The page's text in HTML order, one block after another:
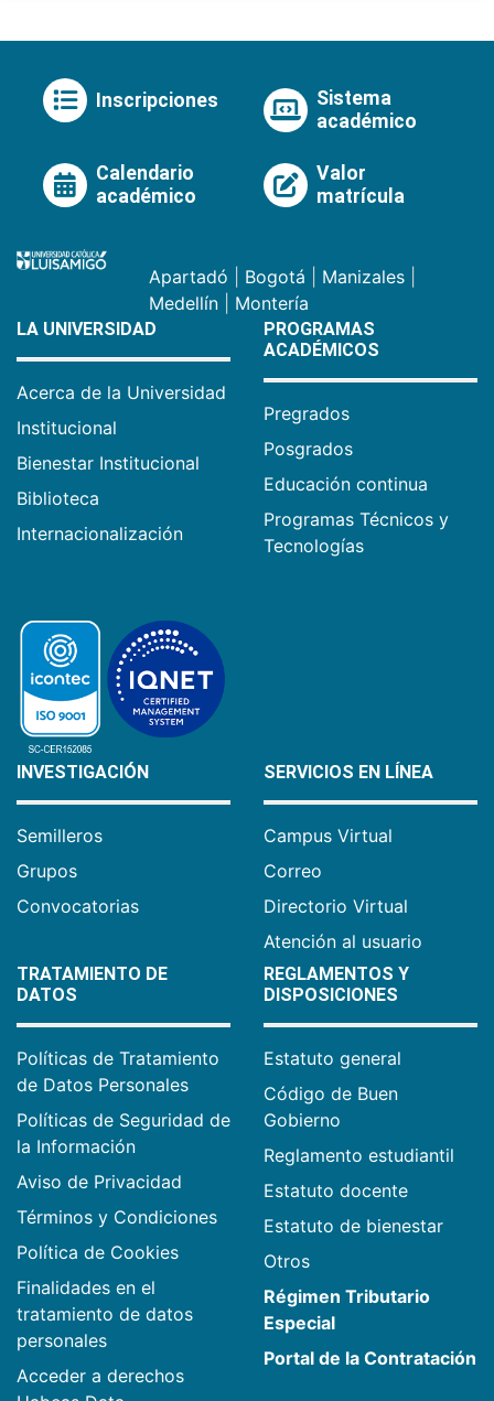
Inscripciones
Sistema
académico
Calendario
académico
Valor
matrícula
Apartadó Bogotá Manizales
Medellín
Montería
LA UNIVERSIDAD
Acerca de la Universidad
Institucional
Bienestar Institucional
Biblioteca
Internacionalización
PROGRAMAS
ACADÉMICOS
Pregrados
Posgrados
Educación continua
Programas Técnicos y
Tecnologías
INVESTIGACIÓN
Semilleros
Grupos
Convocatorias
SERVICIOS EN LÍNEA
Campus Virtual
Correo
Directorio Virtual
Atención al usuario
TRATAMIENTO DE
DATOS
Políticas de Tratamiento
de Datos Personales
Políticas de Seguridad de
la Información
Aviso de Privacidad
Términos y Condiciones
Política de Cookies
Finalidades en el
tratamiento de datos
personales
Acceder a derechos
REGLAMENTOS Y
DISPOSICIONES
Estatuto general
Código de Buen
Gobierno
Reglamento estudiantil
Estatuto docente
Estatuto de bienestar
Otros
Régimen Tributario
Especial
Portal de la Contratación